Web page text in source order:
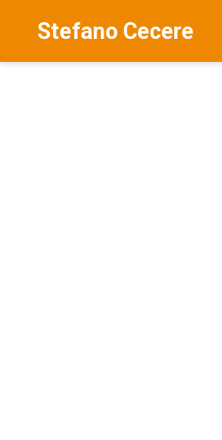
Stefano Cecere